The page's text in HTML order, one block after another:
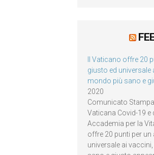
Il Vaticano offre 20
giusto ed universale
mondo più sano e
2020
Comunicato
Vaticana Covid-19 e
Accademia per la
offre 20 punti per
universale ai